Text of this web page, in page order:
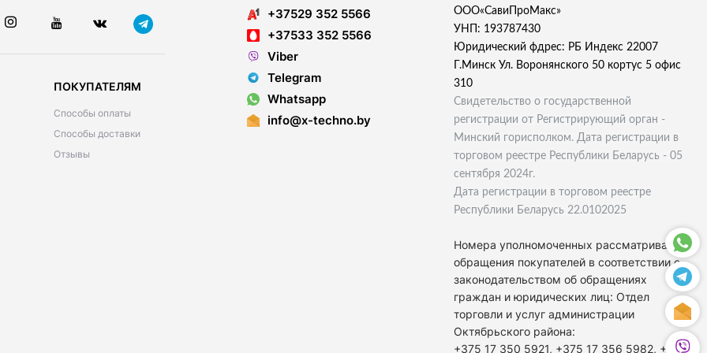
ПОКУПАТЕЛЯМ
Способы оплаты
Способы доставки
Отзывы
+37529 352 5566
+37533 352 5566
Viber
Telegram
Whatsapp
info@x-techno.by
ООО«СавиПроМакс»
УНП: 193787430
Юридический фдрес: РБ Индекс 22007
Г.Минск Ул. Воронянского 50 кортус 5 офис
310
Свидетельство о государственной
регистрации от Регистрирующий орган -
Минский горисполком. Дата регистрации в
торговом реестре Республики Беларусь - 05
сентября 2024г.
Дата регистрации в торговом реестре
Республики Беларусь 22.0102025
Номера уполномоченных рассматривать
обращения покупателей в соответствии с
законодательством об обращениях
граждан и юридических лиц: Отдел
торговли и услуг администрации
Октябрьского района:
+375 17 350 5921, +375 17 356 5982, +375